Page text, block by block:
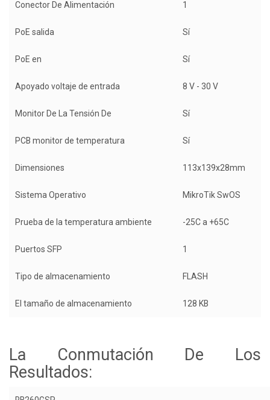
Conector De Alimentación 1
PoE salida Sí
PoE en Sí
Apoyado voltaje de entrada 8 V - 30 V
Monitor De La Tensión De Sí
PCB monitor de temperatura Sí
Dimensiones 113x139x28mm
Sistema Operativo MikroTik SwOS
Prueba de la temperatura ambiente -25C a +65C
Puertos SFP 1
Tipo de almacenamiento FLASH
El tamaño de almacenamiento 128 KB
La Conmutación De Los
Resultados: